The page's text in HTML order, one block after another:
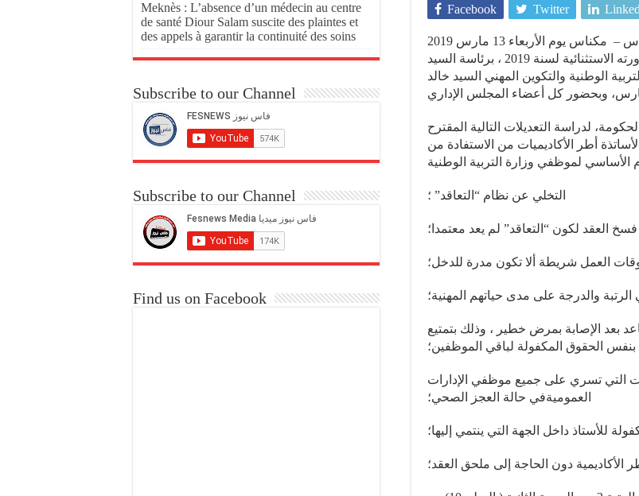
Facebook Twitter
عقدت الأكاديمية الجهوية للتربية والتكوين لجهة فاس – مكناس يوم الأربعاء 13 مارس 2019
بالثانوية التأهيلية القرويين مجلسها الإداري في دورته الاستثنائية لسنة 2019 ، برئاسة السيد
الوطنية والتكوين المهني السيد خالد
لدراسة التعديلات التالية المقترح
أطر الأكاديميات من الاستفادة من
التخلي عن نظام “التعاقد” ؛
العقد لكون “التعاقد” لم يعد معتمدا؛
العمل شريطة ألا تكون مدرة للدخل؛
والدرجة على مدى حياتهم المهنية؛
التقاعد بعد الإصابة بمرض خطير ، وذلك بتمتيع
بنفس الحقوق المكفولة لباقي الموظفين؛
التي تسري على جميع موظفي الإدارات
العموميةفي حالة العجز الصحي؛
للأستاذ داخل الجهة التي ينتمي إليها؛
الأكاديمية دون الحاجة إلى ملحق العقد؛
Meknès : L’absence d’un médecin au centre
de santé Diour Salam suscite des plaintes et
des appels à garantir la continuité des soins
Subscribe to our Channel
Subscribe to our Channel
Find us on Facebook